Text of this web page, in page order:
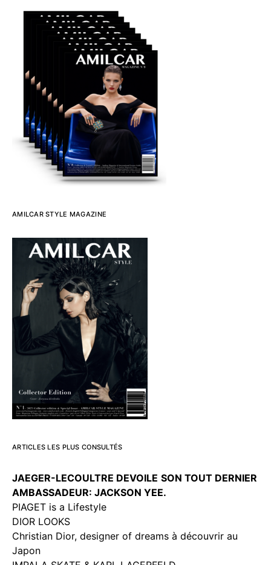
AMILCAR STYLE MAGAZINE
ARTICLES LES PLUS CONSULTÉS
JAEGER-LECOULTRE DEVOILE SON TOUT DERNIER
AMBASSADEUR: JACKSON YEE.
PIAGET is a Lifestyle
DIOR LOOKS
Christian Dior, designer of dreams à découvrir au
Japon